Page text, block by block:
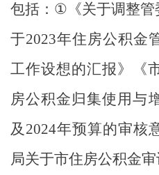
包括： ① 《关于调整
于2023年住房公积金
工作设想的汇报》《
房公积金归集使用与
及 2024年预算的审核
局关于市住房公积金审